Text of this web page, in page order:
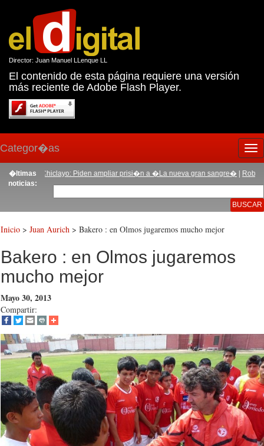
Director: Juan Manuel LLenque LL
El contenido de esta página requiere una versión
más reciente de Adobe Flash Player.
Categor�as
�ltimas
noticias:
|Chiclayo: Piden ampliar prisi�n a �La nueva gran sangre�|Roban
Inicio > Juan Aurich > Bakero : en Olmos jugaremos mucho mejor
Bakero : en Olmos jugaremos
mucho mejor
Mayo 30, 2013
Compartir: